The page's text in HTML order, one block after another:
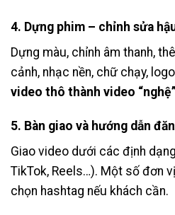
4. Dựng phim – chỉnh sửa
Dựng màu, chỉnh âm thanh,
cảnh, nhạc nền, chữ chạy,
video thô thành video “nghệ”
5. Bàn giao và hướng dẫn
Giao video dưới các định
TikTok, Reels…). Một số đơn
chọn hashtag nếu khách cần.